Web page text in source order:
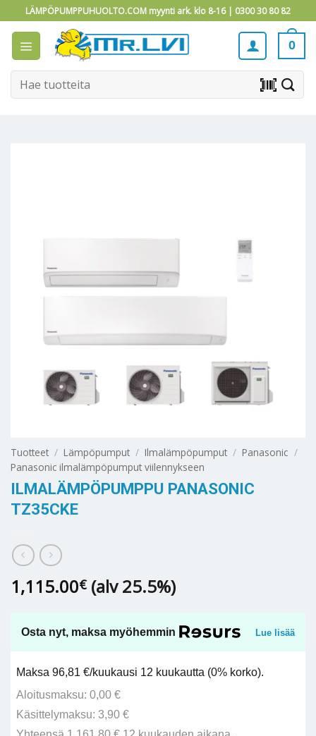
to
content
LÄMPÖPUMPPUHUOLTO.COM myynti ark. klo 8-16 | 0300 30 80 82
0
Etsi: barcode_scanner
Tuotteet / Lämpöpumput / Ilmalämpöpumput / Panasonic /
Panasonic ilmalämpöpumput viilennykseen
ILMALÄMPÖPUMPPU PANASONIC
TZ35CKE
1,115.00€ (alv 25.5%)
Osta nyt, maksa myöhemmin Lue lisää
Maksa 96,81 €/kuukausi 12 kuukautta (0% korko).
Aloitusmaksu: 0,00 €
Käsittelymaksu: 3,90 €